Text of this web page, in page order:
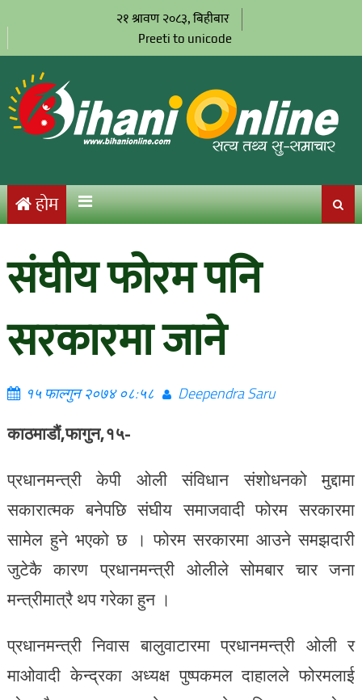
२१ श्रावण २०८३, बिहीबार
Preeti to unicode
होम
संघीय फोरम पनि
सरकारमा जाने
१५ फाल्गुन २०७४ ०८:५८ Deependra Saru
काठमाडौं,फागुन,१५-
प्रधानमन्त्री केपी ओली संविधान संशोधनको मुद्दामा
सकारात्मक बनेपछि संघीय समाजवादी फोरम सरकारमा
सामेल हुने भएको छ । फोरम सरकारमा आउने समझदारी
जुटेकै कारण प्रधानमन्त्री ओलीले सोमबार चार जना
मन्त्रीमात्रै थप गरेका हुन ।
प्रधानमन्त्री निवास बालुवाटारमा प्रधानमन्त्री ओली र
माओवादी केन्द्रका अध्यक्ष पुष्पकमल दाहालले फोरमलाई